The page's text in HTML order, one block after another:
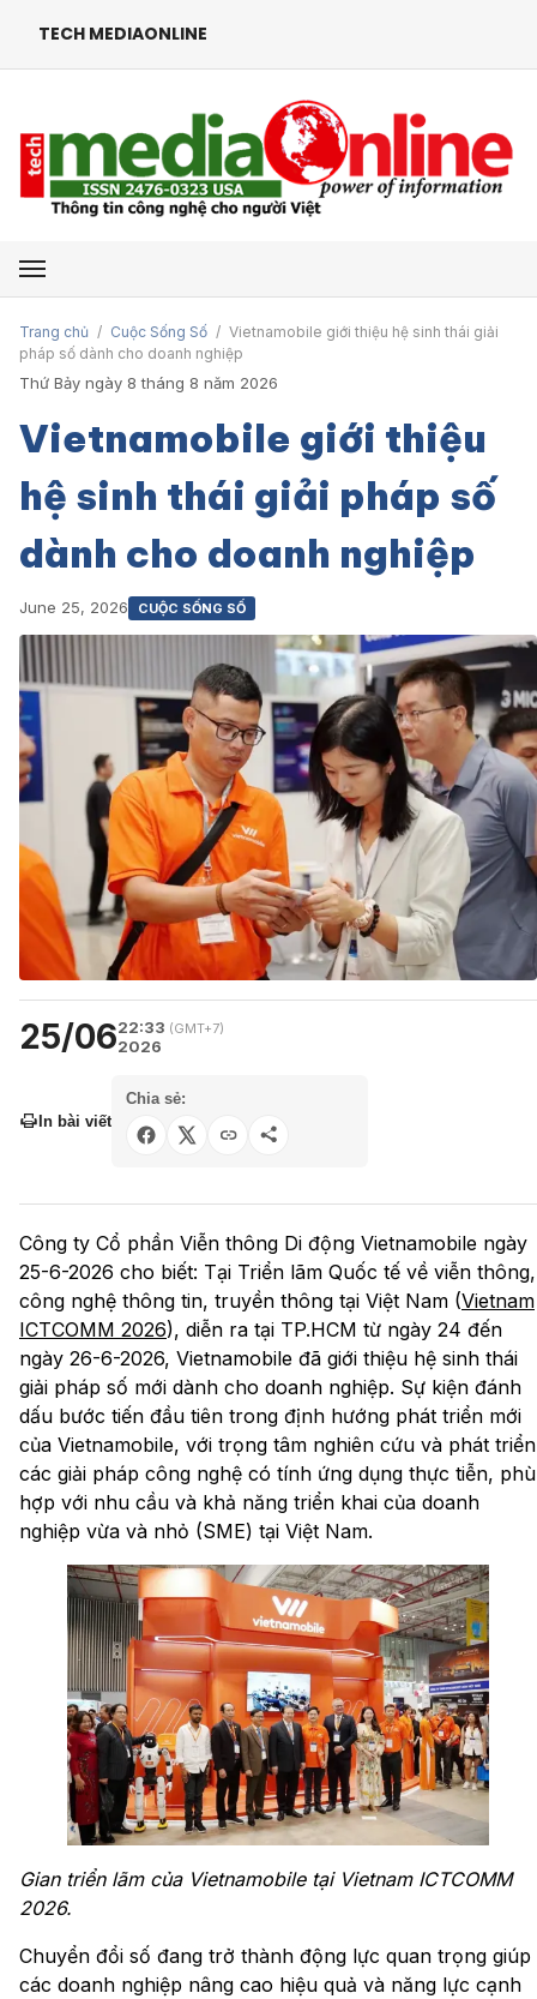
TECH MEDIAONLINE
Mở menu
Trang chủ / Cuộc Sống Số / Vietnamobile giới thiệu hệ sinh thái giải
pháp số dành cho doanh nghiệp
Thứ Bảy ngày 8 tháng 8 năm 2026
Vietnamobile giới thiệu
hệ sinh thái giải pháp số
dành cho doanh nghiệp
June 25, 2026 CUỘC SỐNG SỐ
25/0622:33 (GMT+7)
2026
In bài viết
Chia sẻ:
Công ty Cổ phần Viễn thông Di động Vietnamobile ngày
25-6-2026 cho biết: Tại Triển lãm Quốc tế về viễn thông,
công nghệ thông tin, truyền thông tại Việt Nam (Vietnam
ICTCOMM 2026), diễn ra tại TP.HCM từ ngày 24 đến
ngày 26-6-2026, Vietnamobile đã giới thiệu hệ sinh thái
giải pháp số mới dành cho doanh nghiệp. Sự kiện đánh
dấu bước tiến đầu tiên trong định hướng phát triển mới
của Vietnamobile, với trọng tâm nghiên cứu và phát triển
các giải pháp công nghệ có tính ứng dụng thực tiễn, phù
hợp với nhu cầu và khả năng triển khai của doanh
nghiệp vừa và nhỏ (SME) tại Việt Nam.
Gian triển lãm của Vietnamobile tại Vietnam ICTCOMM
2026.
Chuyển đổi số đang trở thành động lực quan trọng giúp
các doanh nghiệp nâng cao hiệu quả và năng lực cạnh